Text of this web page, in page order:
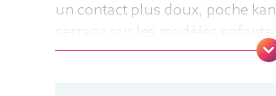
un contact plus doux, poche
serrage sur les modèles
ans), 128 (7-8 ans), 140 (9-10